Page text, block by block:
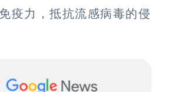
疫力，抵抗流感病毒的侵